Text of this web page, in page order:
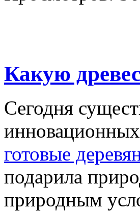
Какую
Сегодня
готовые
подарила
природным